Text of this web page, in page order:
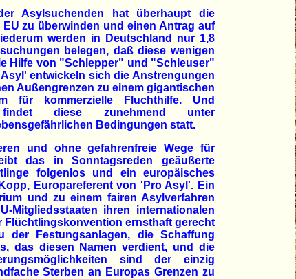
Asylsuchenden hat überhaupt die
zu überwinden und einen Antrag auf
werden in Deutschland nur 1,8
belegen, daß diese wenigen
Hilfe von "Schlepper" und "Schleuser"
entwickeln sich die Anstrengungen
Außengrenzen zu einem gigantischen
für kommerzielle Fluchthilfe. Und
diese zunehmend unter
Bedingungen statt.
und ohne gefahrenfreie Wege für
das in Sonntagsreden geäußerte
folgenlos und ein europäisches
Europareferent von 'Pro Asyl'. Ein
und zu einem fairen Asylverfahren
Mitgliedsstaaten ihren internationalen
Flüchtlingskonvention ernsthaft gerecht
der Festungsanlagen, die Schaffung
das diesen Namen verdient, und die
sind der einzig
Sterben an Europas Grenzen zu